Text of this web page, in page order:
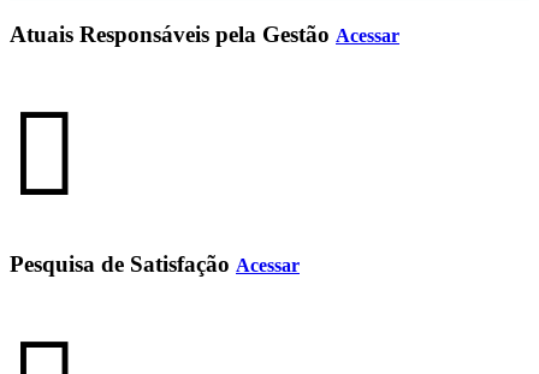
Atuais Responsáveis pela Gestão Acessar
Pesquisa de Satisfação Acessar